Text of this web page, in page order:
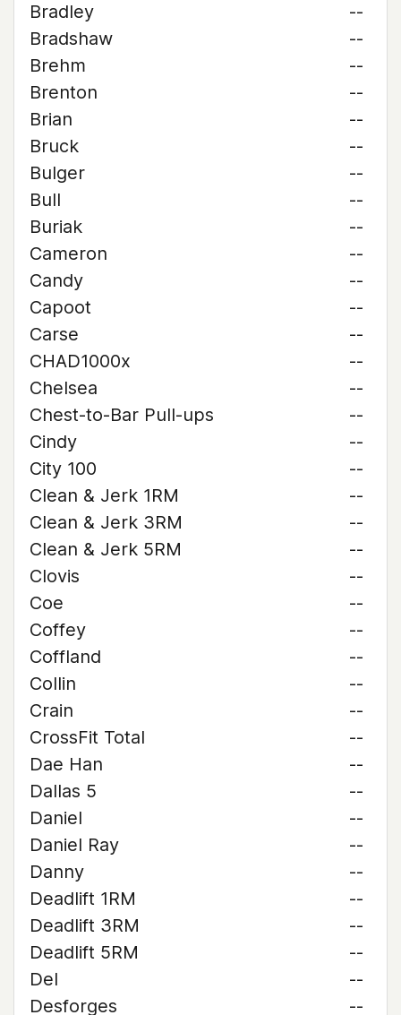
Bradley
--
Bradshaw
--
Brehm
--
Brenton
--
Brian
--
Bruck
--
Bulger
--
Bull
--
Buriak
--
Cameron
--
Candy
--
Capoot
--
Carse
--
CHAD1000x
--
Chelsea
--
Chest-to-Bar Pull-ups
--
Cindy
--
City 100
--
Clean & Jerk 1RM
--
Clean & Jerk 3RM
--
Clean & Jerk 5RM
--
Clovis
--
Coe
--
Coffey
--
Coffland
--
Collin
--
Crain
--
CrossFit Total
--
Dae Han
--
Dallas 5
--
Daniel
--
Daniel Ray
--
Danny
--
Deadlift 1RM
--
Deadlift 3RM
--
Deadlift 5RM
--
Del
--
Desforges
--